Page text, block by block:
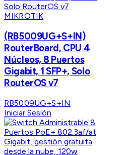
MIKROTIK
(RB5009UG+S+IN)
RouterBoard, CPU 4
Núcleos, 8 Puertos
Gigabit, 1 SFP+, Solo
RouterOS v7
RB5009UG+S+IN
Iniciar Sesión